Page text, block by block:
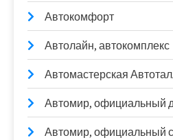
Автокомфорт
Автолайн, автокомплекс
Автомастерская
Автомир, официальный
Автомир, официальный